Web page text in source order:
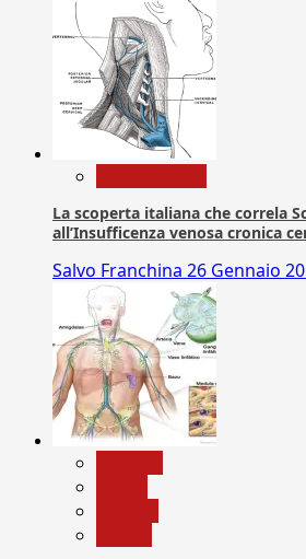
La scoperta italiana che correla
all’Insufficenza venosa cronica
Salvo Franchina 26 Gennaio